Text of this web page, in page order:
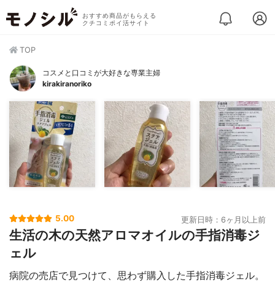
おすすめ商品がもらえる
クチコミポイ活サイト
TOP
コスメと口コミが大好きな専業主婦
kirakiranoriko
5.00 更新日時：6ヶ月以上前
生活の木の天然アロマオイルの手指消毒ジ
ェル
病院の売店で見つけて、思わず購入した手指消毒ジェル。